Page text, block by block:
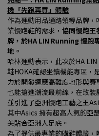
機「先跑再買」體驗
作為運動用品通路領導品牌
業慢跑鞋的需求， 協同慢跑王
牌，於HA LIN Running 慢跑
地。
哈林運動表示，此次於HA
鞋HOKA確認坐鎮機能專區，
力於開發適應高難度地形與
也能搶進潮流最前線，在改
並引進了亞洲慢跑工藝之王
其中Asics 擁有超高人氣的亞
美貼合亞洲人足底。
為了提供最專業的購鞋體驗，